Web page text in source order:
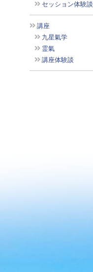
セッション体験談
講座
九星氣学
霊氣
講座体験談